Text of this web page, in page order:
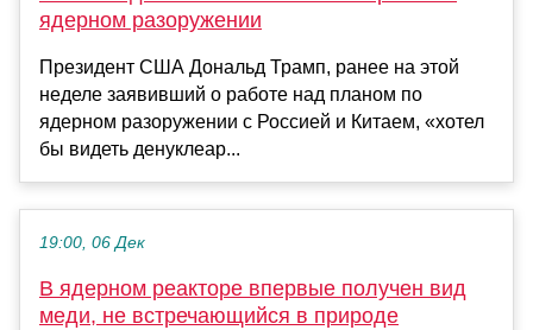
ядерном разоружении
Президент США Дональд Трамп, ранее на этой
неделе заявивший о работе над планом по
ядерном разоружении с Россией и Китаем, «хотел
бы видеть денуклеар...
19:00, 06 Дек
В ядерном реакторе впервые получен вид
меди, не встречающийся в природе